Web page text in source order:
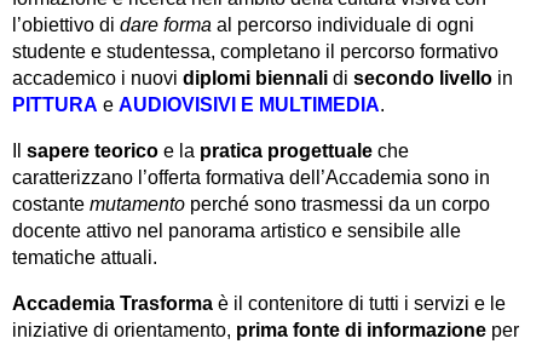
l’obiettivo di dare forma al percorso individuale di ogni
studente e studentessa, completano il percorso formativo
accademico i nuovi diplomi biennali di secondo livello in
PITTURA e AUDIOVISIVI E MULTIMEDIA.
sapere teorico e la pratica progettuale che
caratterizzano l’offerta formativa dell’Accademia sono in
costante mutamento perché sono trasmessi da un corpo
docente attivo nel panorama artistico e sensibile alle
tematiche attuali.
Accademia Trasforma è il contenitore di tutti i servizi e le
iniziative di orientamento, prima fonte di informazione per